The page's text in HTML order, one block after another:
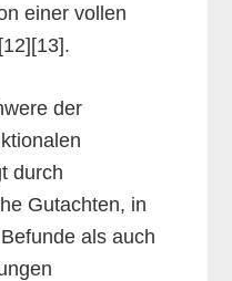
einer vollen
der
durch
Gutachten, in
als auch